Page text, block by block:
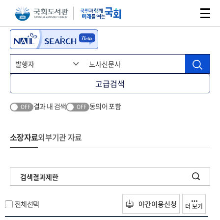
본문 바로가기주메뉴 바로가기
고급검색
OFF 결과 내 검색 OFF 동의어 포함
소장자료외부기관 자료
검색결과제한
전체선택 야간이용신청 더 보기